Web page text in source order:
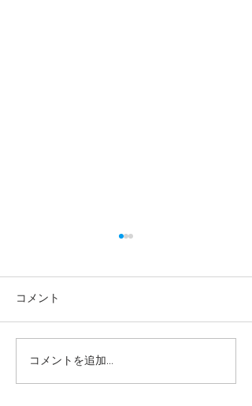
【高校生・高卒浪人生向
け夏期講習】
コメント
コメントを追加…